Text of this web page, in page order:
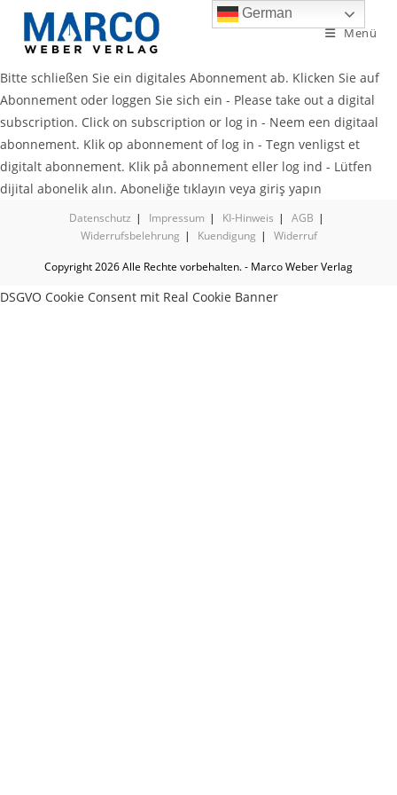
Menü
Bitte schließen Sie ein digitales Abonnement ab. Klicken Sie auf
Abonnement oder loggen Sie sich ein - Please take out a digital
subscription. Click on subscription or log in - Neem een digitaal
abonnement. Klik op abonnement of log in - Tegn venligst et
digitalt abonnement. Klik på abonnement eller log ind - Lütfen
dijital abonelik alın. Aboneliğe tıklayın veya giriş yapın
Datenschutz Impressum KI-Hinweis
AGB
Widerrufsbelehrung
Kuendigung Widerruf
Copyright 2026 Alle Rechte vorbehalten. - Marco Weber Verlag
German
DSGVO Cookie Consent mit Real Cookie Banner